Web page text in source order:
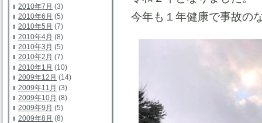
2010年7月 (3)
2010年6月 (5)
2010年5月 (7)
2010年4月 (8)
2010年3月 (5)
2010年2月 (7)
2010年1月 (10)
2009年12月 (14)
2009年11月 (3)
2009年10月 (8)
2009年9月 (5)
2009年8月 (8)
今年も１年健康で事故の